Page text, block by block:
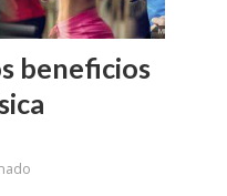
beneficios